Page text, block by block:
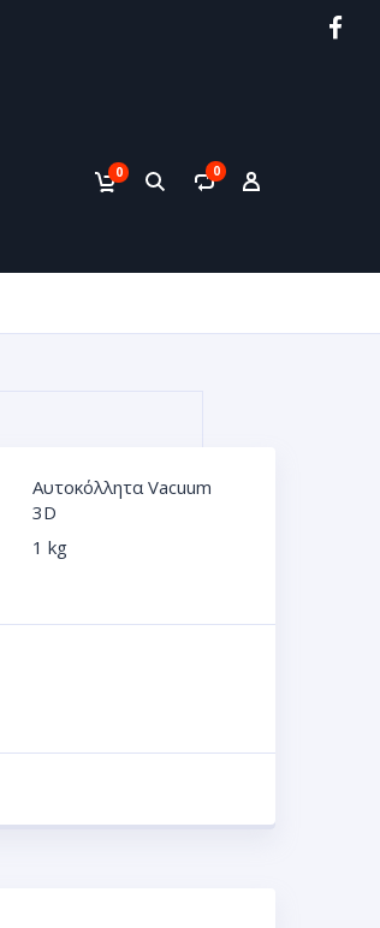
0 0
Αυτοκόλλητα Vacuum
3D
1 kg